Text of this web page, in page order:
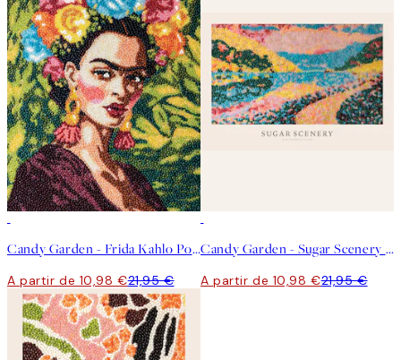
Candy Garden - Frida Kahlo Poster
A partir de 10,98 €21,95 €
Candy Garden - Sugar Scenery Poster
A partir de 10,98 €21,95 €